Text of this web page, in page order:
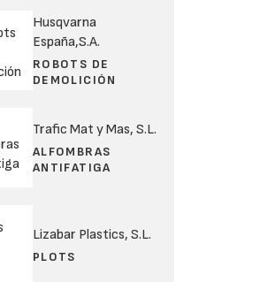
Husqvarna
España,S.A.
ROBOTS DE
DEMOLICIÓN
Trafic Mat y Mas, S.L.
ALFOMBRAS
ANTIFATIGA
Lizabar Plastics, S.L.
PLOTS